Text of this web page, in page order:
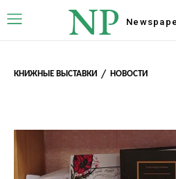
NP
КНИЖНЫЕ ВЫСТАВКИ НОВОСТИ